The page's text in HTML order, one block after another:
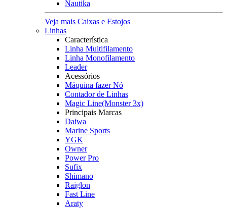
Nautika
Veja mais Caixas e Estojos
Linhas
Característica
Linha Multifilamento
Linha Monofilamento
Leader
Acessórios
Máquina fazer Nó
Contador de Linhas
Magic Line(Monster 3x)
Principais Marcas
Daiwa
Marine Sports
YGK
Owner
Power Pro
Sufix
Shimano
Raiglon
Fast Line
Araty